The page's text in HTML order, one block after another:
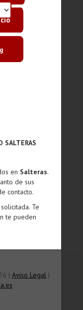
SALTERAS
en Salteras.
de sus
contacto.
Te
te pueden
| Aviso Legal |